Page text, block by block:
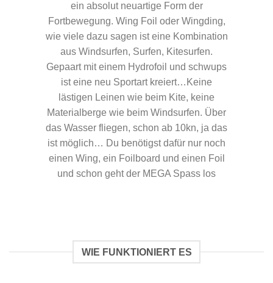
ein absolut neuartige Form der
Fortbewegung. Wing Foil oder Wingding,
wie viele dazu sagen ist eine Kombination
aus Windsurfen, Surfen, Kitesurfen.
Gepaart mit einem Hydrofoil und schwups
ist eine neu Sportart kreiert…Keine
lästigen Leinen wie beim Kite, keine
Materialberge wie beim Windsurfen. Über
das Wasser fliegen, schon ab 10kn, ja das
ist möglich… Du benötigst dafür nur noch
einen Wing, ein Foilboard und einen Foil
und schon geht der MEGA Spass los
WIE FUNKTIONIERT ES